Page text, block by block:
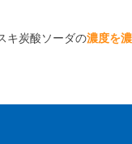
キ炭酸ソーダの濃度を濃